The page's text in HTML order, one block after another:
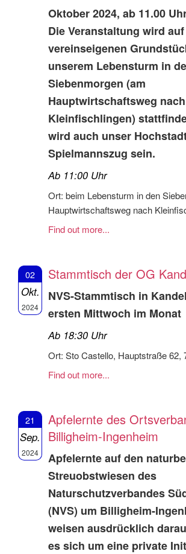
Oktober 2024, ab 11.00
Die Veranstaltung wird
vereinseigenen
unserem Lebensturm in
Siebenmorgen (am
Hauptwirtschaftsweg nach
Kleinfischlingen)
wird auch unser
Spielmannszug sein.
Ab 11:00 Uhr
Ort: beim Lebensturm in den
Hauptwirtschaftsweg nach
Find out more...
02
Okt.
2024
Stammtisch der OG
NVS-Stammtisch in
ersten Mittwoch im Monat
Ab 18:30 Uhr
Ort: Sto Castello, Hauptstraße 62,
Find out more...
21
Sep.
2024
Apfelernte des
Billigheim-Ingenheim
Apfelernte auf den
Streuobstwiesen des
Naturschutzverbandes
(NVS) um Billigheim-
weisen ausdrücklich
es sich um eine private